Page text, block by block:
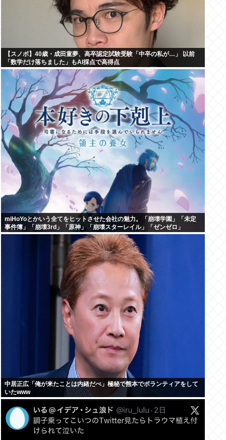
【スノボ】40歳・成田童夢、高卒認定試験受験「中卒の私が…」 以前
「数学だけ落ちました」もAI採点で高得点
miHoYoとかいう全てをヒットさせた会社の魅力。「崩壊学園」「未定
事件簿」「崩壊3rd」「原神」「崩壊スターレイル」「ゼンゼロ」
中居正広「俺が来たことは内緒だべ」極秘で熊本でボランティアをして
いたwww